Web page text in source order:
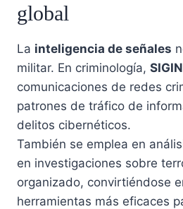
global
La inteligencia de señales
militar. En criminología,
comunicaciones de redes
patrones de tráfico de
delitos cibernéticos.
También se emplea en
en investigaciones sobre
organizado, convirtiéndose
herramientas más eficaces